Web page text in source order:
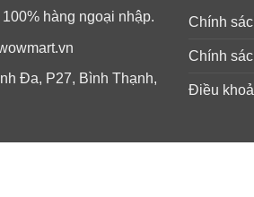
hàng ngoại nhập.
Đa, P27, Bình Thạnh,
Chính
Chính
Điều